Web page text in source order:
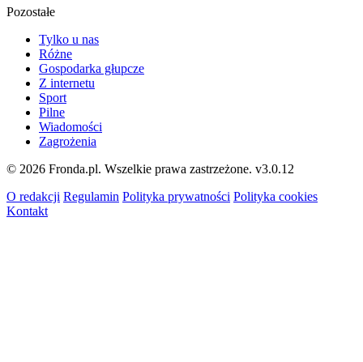
Pozostałe
Tylko u nas
Różne
Gospodarka głupcze
Z internetu
Sport
Pilne
Wiadomości
Zagrożenia
© 2026 Fronda.pl. Wszelkie prawa zastrzeżone. v3.0.12
O redakcji Regulamin Polityka prywatności Polityka cookies
Kontakt